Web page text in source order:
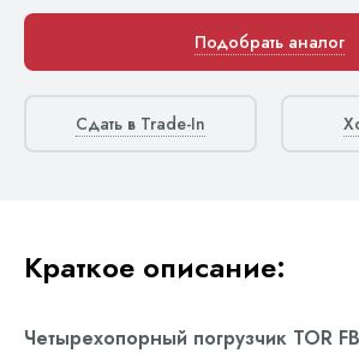
Подобрать аналог
Сдать в Trade-In
Краткое описание:
Четырехопорный погрузчик TOR